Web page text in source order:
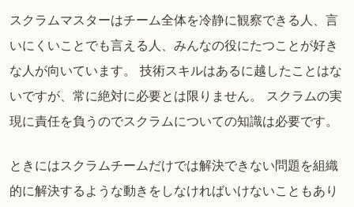
スクラムマスターはチーム全体を冷静に観察できる人、言
いにくいことでも言える人、みんなの役にたつことが好き
な人が向いています。 技術スキルはあるに越したことはな
いですが、常に絶対に必要とは限りません。 スクラムの実
現に責任を負うのでスクラムについての知識は必要です。
ときにはスクラムチームだけでは解決できない問題を組織
的に解決するような動きをしなければいけないこともあり